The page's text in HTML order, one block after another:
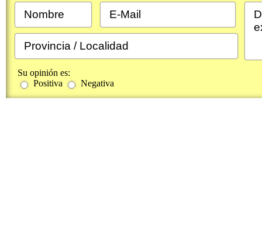
Su opinión es:
Positiva
Negativa